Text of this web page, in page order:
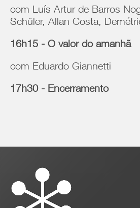
com Luís Artur de Barros
Schüler, Allan Costa,
16h15 - O valor do amanhã
com Eduardo Giannetti
17h30 - Encerramento